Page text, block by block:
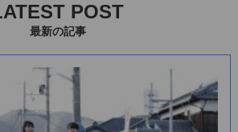
POST
最新の記事